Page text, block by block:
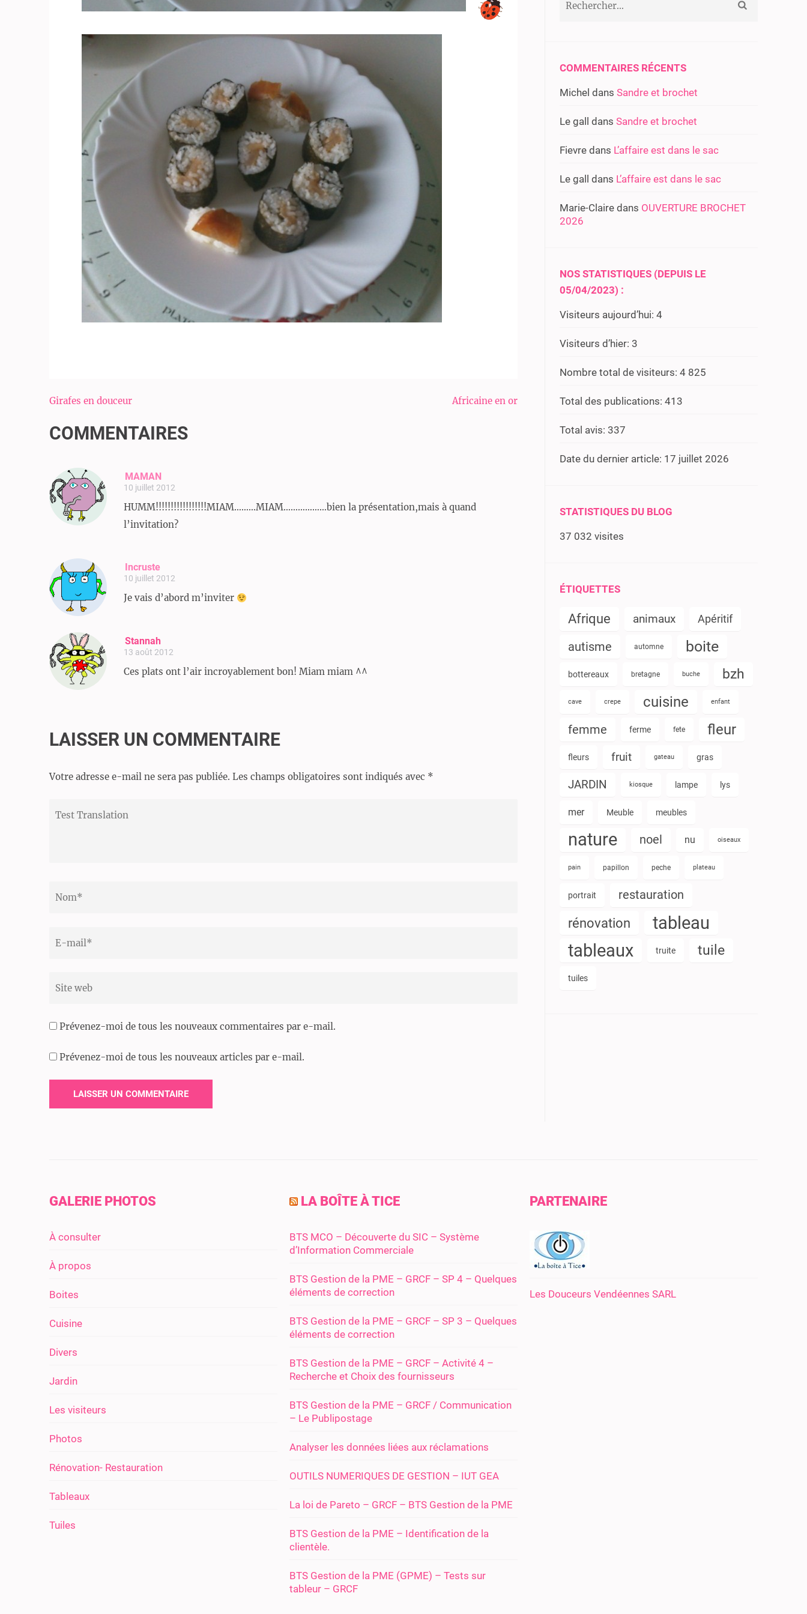
Navigation
l’article
Girafes en douceur Africaine en or
COMMENTAIRES
MAMAN
10 juillet 2012
HUMM!!!!!!!!!!!!!!!!!MIAM………MIAM………………bien la présentation,mais à quand
l’invitation?
Incruste
10 juillet 2012
Je vais d’abord m’inviter
Stannah
13 août 2012
Ces plats ont l’air incroyablement bon! Miam miam ^^
LAISSER UN COMMENTAIRE
Votre adresse e-mail ne sera pas publiée. Les champs obligatoires sont indiqués avec *
Prévenez-moi de tous les nouveaux commentaires par e-mail.
Prévenez-moi de tous les nouveaux articles par e-mail.
COMMENTAIRES RÉCENTS
Michel dans Sandre et brochet
Le gall dans Sandre et brochet
Fievre dans L’affaire est dans le sac
Le gall dans L’affaire est dans le sac
Marie-Claire dans OUVERTURE BROCHET
2026
NOS STATISTIQUES (DEPUIS LE
05/04/2023) :
Visiteurs aujourd’hui: 4
Visiteurs d’hier: 3
Nombre total de visiteurs: 4 825
Total des publications: 413
Total avis: 337
Date du dernier article: 17 juillet 2026
STATISTIQUES DU BLOG
37 032 visites
ÉTIQUETTES
Afrique animaux Apéritif
autisme automne boite
bottereaux bretagne buche bzh
cave crepe cuisine enfant
femme ferme fete fleur
fleurs fruit gateau gras
JARDIN kiosque lampe lys
mer Meuble meubles
nature noel nu oiseaux
pain papillon peche plateau
portrait restauration
rénovation
tableau
tableaux
truite tuile
tuiles
GALERIE PHOTOS
À consulter
À propos
Boites
Cuisine
Divers
Jardin
Les visiteurs
Photos
Rénovation- Restauration
Tableaux
Tuiles
LA BOÎTE À TICE
BTS MCO – Découverte du SIC – Système
d’Information Commerciale
BTS Gestion de la PME – GRCF – SP 4 – Quelques
éléments de correction
BTS Gestion de la PME – GRCF – SP 3 – Quelques
éléments de correction
BTS Gestion de la PME – GRCF – Activité 4 –
Recherche et Choix des fournisseurs
BTS Gestion de la PME – GRCF / Communication
– Le Publipostage
Analyser les données liées aux réclamations
OUTILS NUMERIQUES DE GESTION – IUT GEA
La loi de Pareto – GRCF – BTS Gestion de la PME
BTS Gestion de la PME – Identification de la
clientèle.
BTS Gestion de la PME (GPME) – Tests sur
tableur – GRCF
PARTENAIRE
Les Douceurs Vendéennes SARL